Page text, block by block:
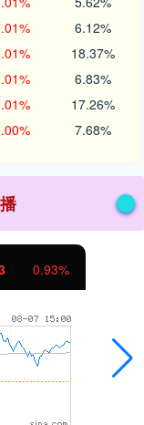
6.12%
18.37%
6.83%
17.26%
7.68%
11.37